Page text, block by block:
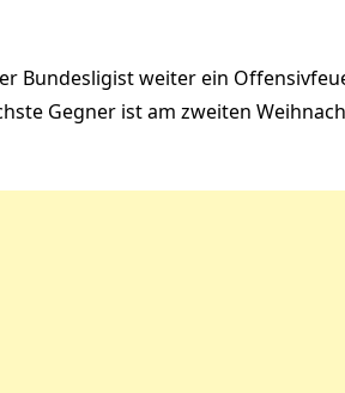
Bundesligist weiter ein
Gegner ist am zweiten